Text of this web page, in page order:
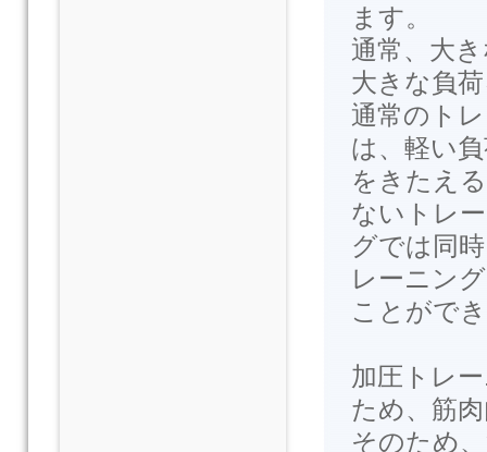
ます。
通常、大
大きな負
通常のト
は、軽い
をきたえ
ないトレ
グでは同
レーニン
ことがで
加圧トレ
ため、筋
そのため